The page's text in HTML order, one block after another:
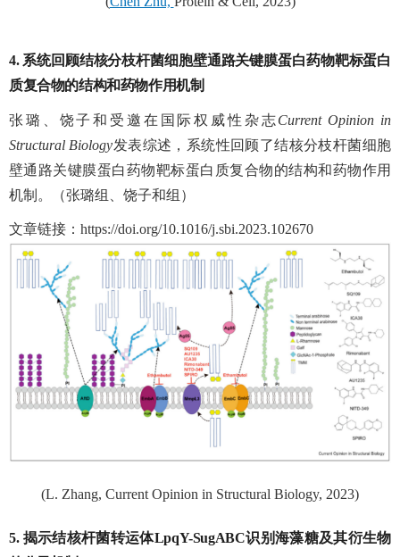
4. 系统回顾结核分枝杆菌细胞壁通路关键膜蛋白药物靶标蛋白
质复合物的结构和药物作用机制
张璐、饶子和受邀在国际权威性杂志Current Opinion in
Structural Biology发表综述，系统性回顾了结核分枝杆菌细胞
壁通路关键膜蛋白药物靶标蛋白质复合物的结构和药物作用
机制。（张璐组、饶子和组）
文章链接： https://doi.org/10.1016/j.sbi.2023.102670
(L. Zhang, Current Opinion in Structural Biology, 2023)
5. 揭示结核杆菌转运体LpqY-SugABC识别海藻糖及其衍生物